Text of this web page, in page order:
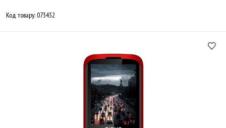
Код товару:073432